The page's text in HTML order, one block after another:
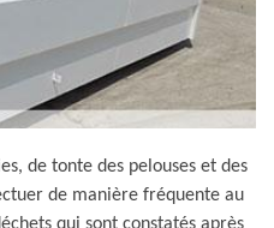
de tonte des pelouses et des
de manière fréquente au